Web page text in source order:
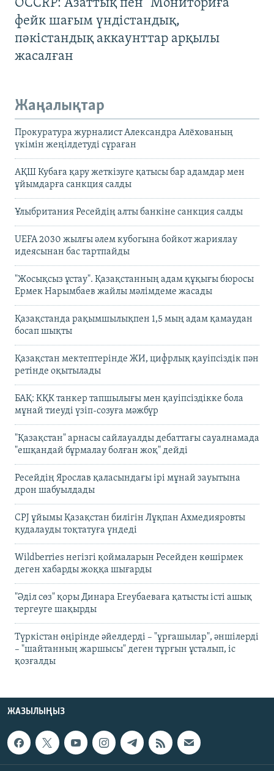
OCCRP: Азаттық пен "Мониториға"
фейк шағым үндістандық,
пәкістандық аккаунттар арқылы
жасалған
Жаңалықтар
Прокуратура журналист Александра Алёхованың
үкімін жеңілдетуді сұраған
АҚШ Кубаға қару жеткізуге қатысы бар адамдар мен
ұйымдарға санкция салды
Ұлыбритания Ресейдің алты банкіне санкция салды
UEFA 2030 жылғы әлем кубогына бойкот жариялау
идеясынан бас тартпайды
"Жосықсыз ұстау". Қазақстанның адам құқығы бюросы
Ермек Нарымбаев жайлы мәлімдеме жасады
Қазақстанда рақымшылықпен 1,5 мың адам қамаудан
босап шықты
Қазақстан мектептерінде ЖИ, цифрлық қауіпсіздік пән
ретінде оқытылады
БАҚ: КҚК танкер тапшылығы мен қауіпсіздікке бола
мұнай тиеуді үзіп-созуға мәжбүр
"Қазақстан" арнасы сайлауалды дебаттағы сауалнамада
"ешқандай бұрмалау болған жоқ" дейді
Ресейдің Ярослав қаласындағы ірі мұнай зауытына
дрон шабуылдады
CPJ ұйымы Қазақстан билігін Лұқпан Ахмедияровты
қудалауды тоқтатуға үндеді
Wildberries негізгі қоймаларын Ресейден көшірмек
деген хабарды жоққа шығарды
"Әділ сөз" қоры Динара Егеубаеваға қатысты істі ашық
тергеуге шақырды
Түркістан өңірінде әйелдерді – "ұрғашылар", әншілерді
– "шайтанның жаршысы" деген тұрғын ұсталып, іс
қозғалды
ЖАЗЫЛЫҢЫЗ